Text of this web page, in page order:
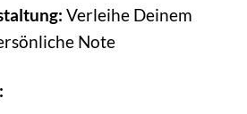
Verleihe Deinem
Note